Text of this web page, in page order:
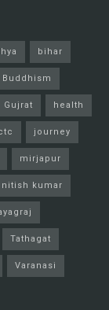
bihar
Buddhism
Gujrat health
journey
mirjapur
nitish kumar
Tathagat
Varanasi